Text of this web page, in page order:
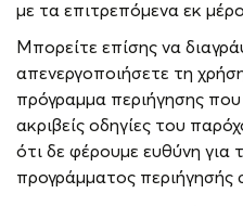
με τα επιτρεπόμενα εκ
Μπορείτε επίσης να
απενεργοποιήσετε τη
πρόγραμμα περιήγησης που
ακριβείς οδηγίες του
ότι δε φέρουμε ευθύνη για
προγράμματος περιήγησής